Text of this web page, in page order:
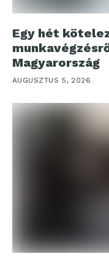
Egy hét
Magyarország
AUGUSZTUS 5, 2026